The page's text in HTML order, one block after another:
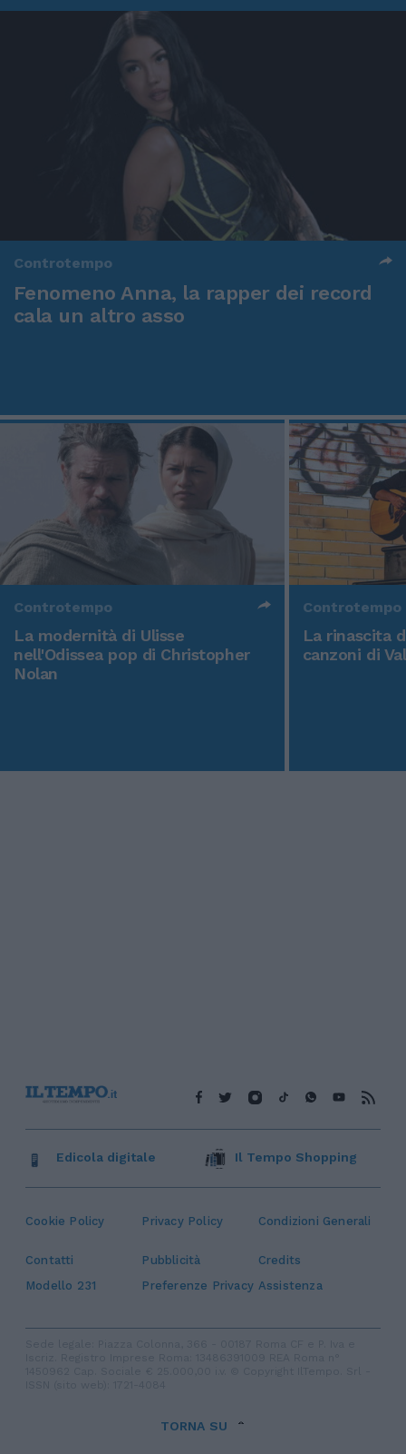
Controtempo
Fenomeno Anna, la rapper dei record
cala un altro asso
Controtempo
La modernità di Ulisse
nell'Odissea pop di Christopher
Nolan
Controtempo
La rinascita
canzoni di
Cookie Policy Privacy Policy Condizioni Generali
Contatti Pubblicità
Credits
Modello 231
Preferenze Privacy Assistenza
Edicola digitale Il Tempo Shopping
TORNA SU